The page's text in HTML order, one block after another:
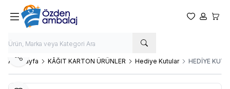
Favorilerim
Hesabım
Ana Sayfa KÂĞIT KARTON ÜRÜNLER Hediye Kutular HEDİYE
Paylaş